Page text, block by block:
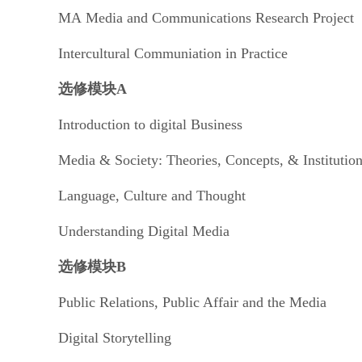
MA Media and Communications Research Project
Intercultural Communiation in Practice
选修模块A
Introduction to digital Business
Media & Society: Theories, Concepts, &
Language, Culture and Thought
Understanding Digital Media
选修模块B
Public Relations, Public Affair and the Media
Digital Storytelling